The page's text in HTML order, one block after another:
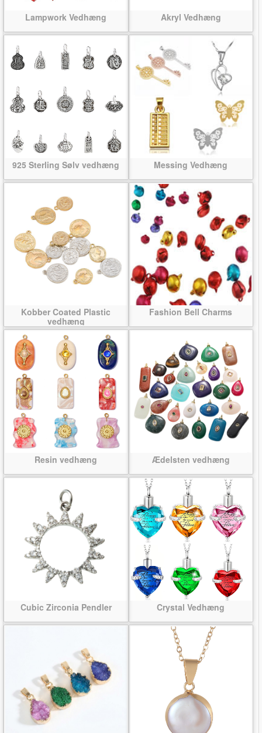
Lampwork Vedhæng Akryl Vedhæng
925 Sterling Sølv vedhæng Messing Vedhæng
Kobber Coated Plastic
vedhæng
Fashion Bell Charms
Resin vedhæng Ædelsten vedhæng
Cubic Zirconia Pendler Crystal Vedhæng